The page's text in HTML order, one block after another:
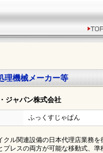
理機械メーカー等
ジャパン株式会社
ふっくすじゃぱん
クル関連設備の日本代理店業務
プレスの両方が可能な移動式、